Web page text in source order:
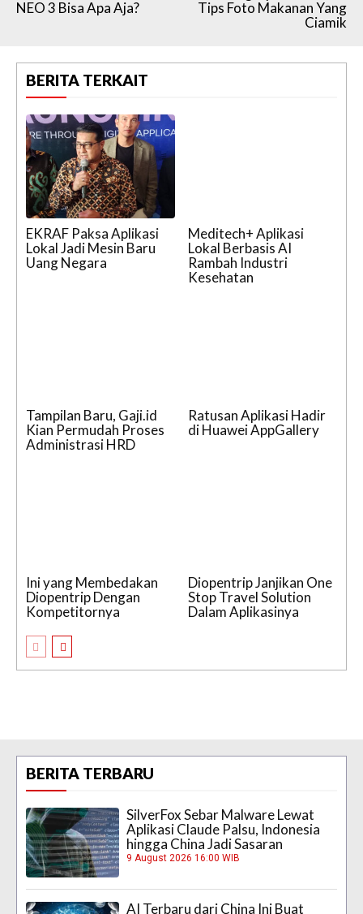
NEO 3 Bisa Apa Aja?
Tips Foto Makanan Yang
Ciamik
BERITA TERKAIT
EKRAF Paksa Aplikasi
Lokal Jadi Mesin Baru
Uang Negara
Meditech+ Aplikasi
Lokal Berbasis AI
Rambah Industri
Kesehatan
Tampilan Baru, Gaji.id
Kian Permudah Proses
Administrasi HRD
Ratusan Aplikasi Hadir
di Huawei AppGallery
Ini yang Membedakan
Diopentrip Dengan
Kompetitornya
Diopentrip Janjikan One
Stop Travel Solution
Dalam Aplikasinya
BERITA TERBARU
SilverFox Sebar Malware Lewat
Aplikasi Claude Palsu, Indonesia
hingga China Jadi Sasaran
9 August 2026 16:00 WIB
AI Terbaru dari China Ini Buat